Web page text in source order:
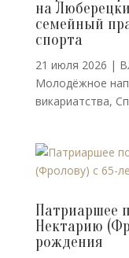
на
семейный
спорта
21 июля 2026 |
Молодёжное
викариатства,
Патриаршее
Нектарию
рождения